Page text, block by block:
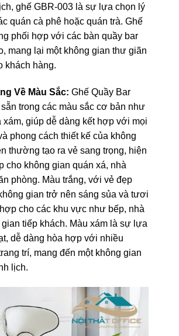
ghế GBR-003 là sự lựa chọn lý
quán cà phê hoặc quán trà. Ghế
phối hợp với các bàn quầy bar
mang lại một không gian thư giãn
khách hàng.
Về Màu Sắc: Ghế Quầy Bar
trong các màu sắc cơ bản như
xám, giúp dễ dàng kết hợp với mọi
phong cách thiết kế của không
thường tạo ra vẻ sang trọng, hiện
cho không gian quán xá, nhà
phòng. Màu trắng, với vẻ đẹp
gian trở nên sáng sủa và tươi
cho các khu vực như bếp, nhà
tiếp khách. Màu xám là sự lựa
dễ dàng hòa hợp với nhiều
trí, mang đến một không gian
lịch.